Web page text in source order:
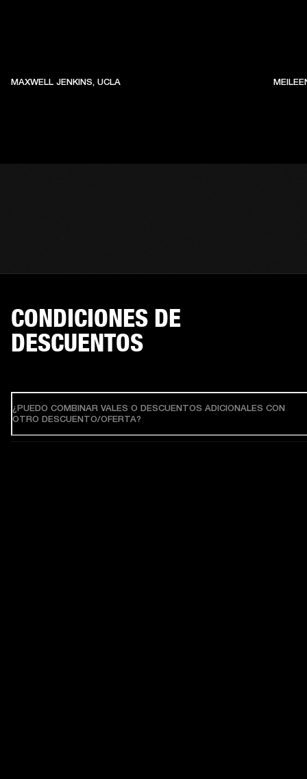
MAXWELL JENKINS, UCLA
CONDICIONES DE
DESCUENTOS
¿PUEDO COMBINAR VALES O DESCUENTOS ADICIONALES CON
OTRO DESCUENTO/OFERTA?